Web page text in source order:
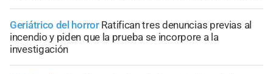
Geriátrico del horror Ratifican tres denuncias previas al
incendio y piden que la prueba se incorpore a la
investigación